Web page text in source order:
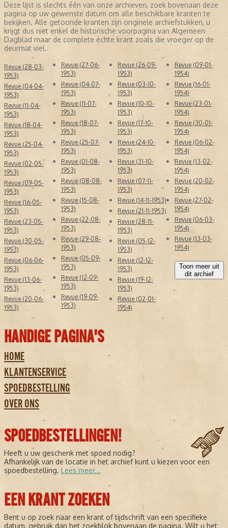
Deze lijst is slechts één van onze archieven, zoek bovenaan deze
pagina op uw gewenste datum om alle beschikbare kranten te
bekijken. Alle getoonde kranten zijn originele archiefstukken, u
krijgt dus niet enkel de historische voorpagina van Algemeen
Dagblad maar de complete échte krant zoals die vroeger op de
deurmat viel.
Revue (28-03-
1953)
Revue (04-04-
1953)
Revue (11-04-
1953)
Revue (18-04-
1953)
Revue (25-04-
1953)
Revue (02-05-
1953)
Revue (09-05-
1953)
Revue (16-05-
1953)
Revue (23-05-
1953)
Revue (30-05-
1953)
Revue (06-06-
1953)
Revue (13-06-
1953)
Revue (20-06-
1953)
Revue (27-06-
1953)
Revue (04-07-
1953)
Revue (11-07-
1953)
Revue (18-07-
1953)
Revue (25-07-
1953)
Revue (01-08-
1953)
Revue (08-08-
1953)
Revue (15-08-
1953)
Revue (22-08-
1953)
Revue (29-08-
1953)
Revue (05-09-
1953)
Revue (12-09-
1953)
Revue (19-09-
1953)
Revue (26-09-
1953)
Revue (03-10-
1953)
Revue (10-10-
1953)
Revue (17-10-
1953)
Revue (24-10-
1953)
Revue (31-10-
1953)
Revue (07-11-
1953)
Revue (14-11-1953)
Revue (21-11-1953)
Revue (28-11-
1953)
Revue (05-12-
1953)
Revue (12-12-
1953)
Revue (19-12-
1953)
Revue (02-01-
1954)
Revue (09-01-
1954)
Revue (16-01-
1954)
Revue (23-01-
1954)
Revue (30-01-
1954)
Revue (06-02-
1954)
Revue (13-02-
1954)
Revue (20-02-
1954)
Revue (27-02-
1954)
Revue (06-03-
1954)
Revue (13-03-
1954)
Toon meer uit
dit archief
HANDIGE PAGINA'S
HOME
KLANTENSERVICE
SPOEDBESTELLING
OVER ONS
SPOEDBESTELLINGEN!
Heeft u uw geschenk met spoed nodig?
Afhankelijk van de locatie in het archief kunt u kiezen voor een
spoedbestelling. Lees meer...
EEN KRANT ZOEKEN
Bent u op zoek naar een krant of tijdschrift van een specifieke
datum, gebruik dan het zoekblok bovenaan de pagina. Wilt u het